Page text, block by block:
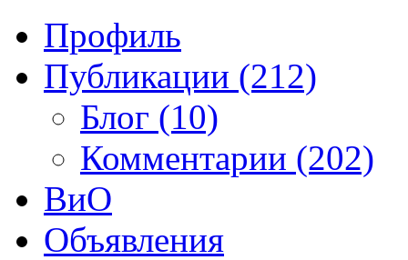
Профиль
Публикации (212)
Блог (10)
Комментарии (202)
ВиО
Объявления